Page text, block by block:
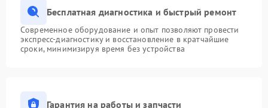
Бесплатная диагностика и быстрый ремонт
Современное оборудование и опыт позволяют провести
экспресс-диагностику и восстановление в кратчайшие
сроки, минимизируя время без устройства
Гарантия на работы и запчасти